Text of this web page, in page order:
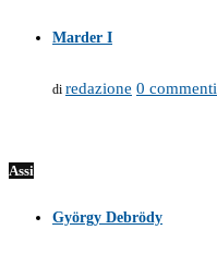
Marder I
di redazione 0 commenti
Assi
György Debrödy